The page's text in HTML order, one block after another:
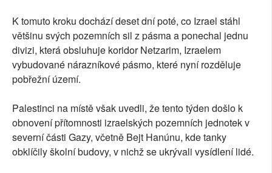
K tomuto kroku dochází deset dní poté, co Izrael stáhl
většinu svých pozemních sil z pásma a ponechal jednu
divizi, která obsluhuje koridor Netzarim, Izraelem
vybudované nárazníkové pásmo, které nyní rozděluje
pobřežní území.
Palestinci na místě však uvedli, že tento týden došlo k
obnovení přítomnosti izraelských pozemních jednotek v
severní části Gazy, včetně Bejt Hanúnu, kde tanky
obklíčily školní budovy, v nichž se ukrývali vysídlení lidé.